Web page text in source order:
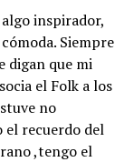
inspirador,
Siempre
digan que mi
el Folk a los
no
el recuerdo del
,tengo el